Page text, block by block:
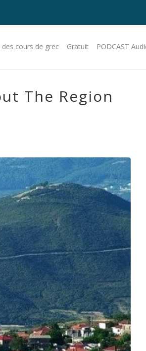
des cours de grec Gratuit PODCAST
The Region